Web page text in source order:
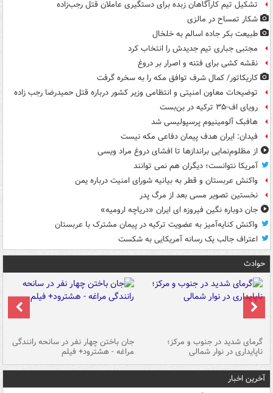
تشکیل تیم کارآگاهان زبده برای دستگیری عاملان قتل رجب‌زاده
شکار تمساح در مالزی
طبیعت بکر جاده اسالم به خلخال
مجتبی جباری تیم جدیدش را انتخاب کرد
نقشه کشی برای فتنه و اصرار بر دروغ
کاریکاتور/ کمال شرف توافق مکه را به سخره گرفت
توضیحات معاون امنیتی و انتظامی وزیر کشور درباره قتل حمیدرضا رجب زاده
رویای اف-۳۵ ترکیه در بن‌بست
هافبک آلومینیوم پرسپولیسی شد
فیدان: ایران هدف پیمان دفاعی مکه نیست
از مظلوم‌نمایی براندازها تا افشای دروغ مراد ویسی
آمریکا نتوانست؛ دیگران هم نمی توانند
واکنش عربستان و قطر به بیانیه شورای امنیت درباره یمن
نخستین تصویر مسی بعد از مرگ پدر
جان دوباره نگین فیروزه ای ایران «دریاچه ارومیه»
واکنش کنایه‌آمیز به عضویت ترکیه در پیمان مشترک با عربستان
اعتراف جالب یک رسانه آمریکایی به شکست
حوادث
گرمای شدید در جنوب و مرکز؛
ناپایداری در نوار شمالی
جان باختن چهار نفر در سانحه رانندگی
مراغه - هشترود+ فیلم
آخرین اخبار